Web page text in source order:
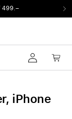
499.–
iPhone